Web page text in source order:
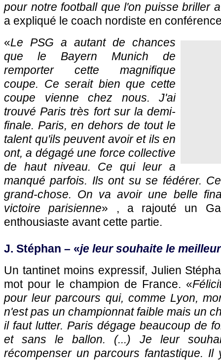
pour notre football que l'on puisse briller
a expliqué le coach nordiste en
«Le PSG a autant de chances
que le Bayern Munich de
remporter cette magnifique
coupe. Ce serait bien que cette
coupe vienne chez nous. J'ai
trouvé Paris très fort sur la demi-
finale. Paris, en dehors de tout le
talent qu'ils peuvent avoir et ils en
ont, a dégagé une force collective
de haut niveau. Ce qui leur a
manqué parfois. Ils ont su se fédérer.
grand-chose. On va avoir une belle
victoire parisienne» , a rajouté un
enthousiaste avant cette partie.
J. Stéphan – «je leur souhaite le meilleur
Un tantinet moins expressif, Julien
mot pour le champion de France. «
pour leur parcours qui, comme Lyon,
n'est pas un championnat faible mais un
il faut lutter. Paris dégage beaucoup de
et sans le ballon. (...) Je leur
récompenser un parcours fantastique.